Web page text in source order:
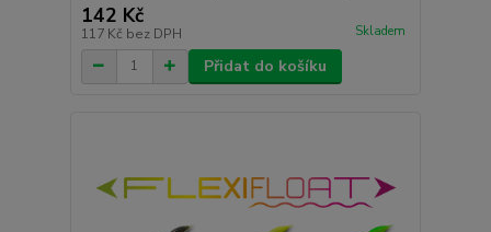
142 Kč
117 Kč bez DPH Skladem
Přidat do košíku